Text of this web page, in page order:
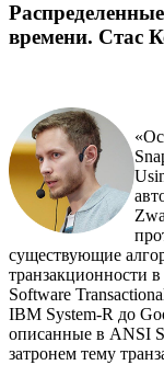
времени. Стас
существующие
транзакционности
Software
IBM System-R до
описанные в ANSI
затронем тему